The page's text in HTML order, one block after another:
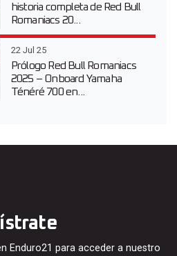
historia completa de Red Bull
Romaniacs 20...
22 Jul 25
Prólogo Red Bull Romaniacs
2025 – Onboard Yamaha
Ténéré 700 en...
Enduro21 para acceder a nuestro